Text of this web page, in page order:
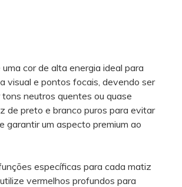
cor de alta energia ideal para
visual e pontos focais, devendo ser
neutros quentes ou quase
de preto e branco puros para evitar
garantir um aspecto premium ao
específicas para cada matiz
vermelhos profundos para